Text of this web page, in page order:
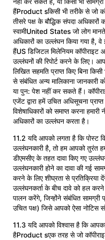
नहीं कर सकते हैं, या किसी भी
हैंProduct sकिसी भी तरीके से जो
तीसरे पक्ष के बौद्धिक संपदा अधिकारों
स्वामीUnited States जो लोग
अधिकारों का उल्लंघन किया गया है,
हैंUS डिजिटल मिलेनियम कॉपीराइट
उल्लंघनों की रिपोर्ट करने के लिए।
लिखित सहमति प्राप्त किए बिना किसी
से संबंधित अन्य मालिकाना जानकारी
या पुन: पेश नहीं कर सकते हैं।
एजेंट द्वारा हमें उचित अधिसूचना
विशेषाधिकारों को समाप्त करना
अधिकारों का उल्लंघन करता है।
11.2 यदि आपको लगता है कि पोस्ट
उल्लंघनकारी है, तो हम आपको तुरंत
डीएमसीए के तहत दावा किए गए
उल्लंघनकारी होने का दावा की गई
करने के लिए शीघ्रता से प्रतिक्रिया
उल्लंघनकर्ता के बीच दावे को हल करने
पालन करेंगे, जिन्होंने संबंधित सामग्री
उचित पक्ष) जिसे आपको ऐसा नोटिस
11.3 यदि आपको विश्वास है कि
हैProduct sएक तरह से जो